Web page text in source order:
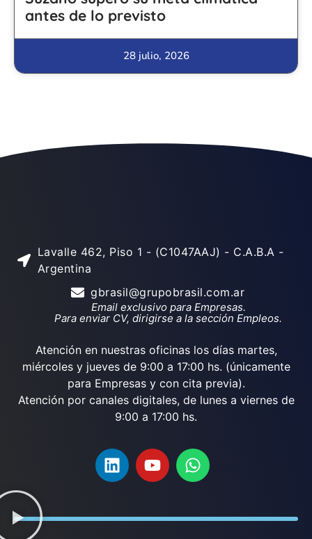
antes de lo previsto
28 julio, 2026
Lavalle 462, Piso 1 - (C1047AAJ) - C.A.B.A -
Argentina
gbrasil@grupobrasil.com.ar
Email exclusivo para Empresas.
Para enviar CV, dirigirse a la sección Empleos.
Atención en nuestras oficinas los días martes,
miércoles y jueves de 9:00 a 17:00 hs. (únicamente
para Empresas y con cita previa).
Atención por canales digitales, de lunes a viernes de
9:00 a 17:00 hs.